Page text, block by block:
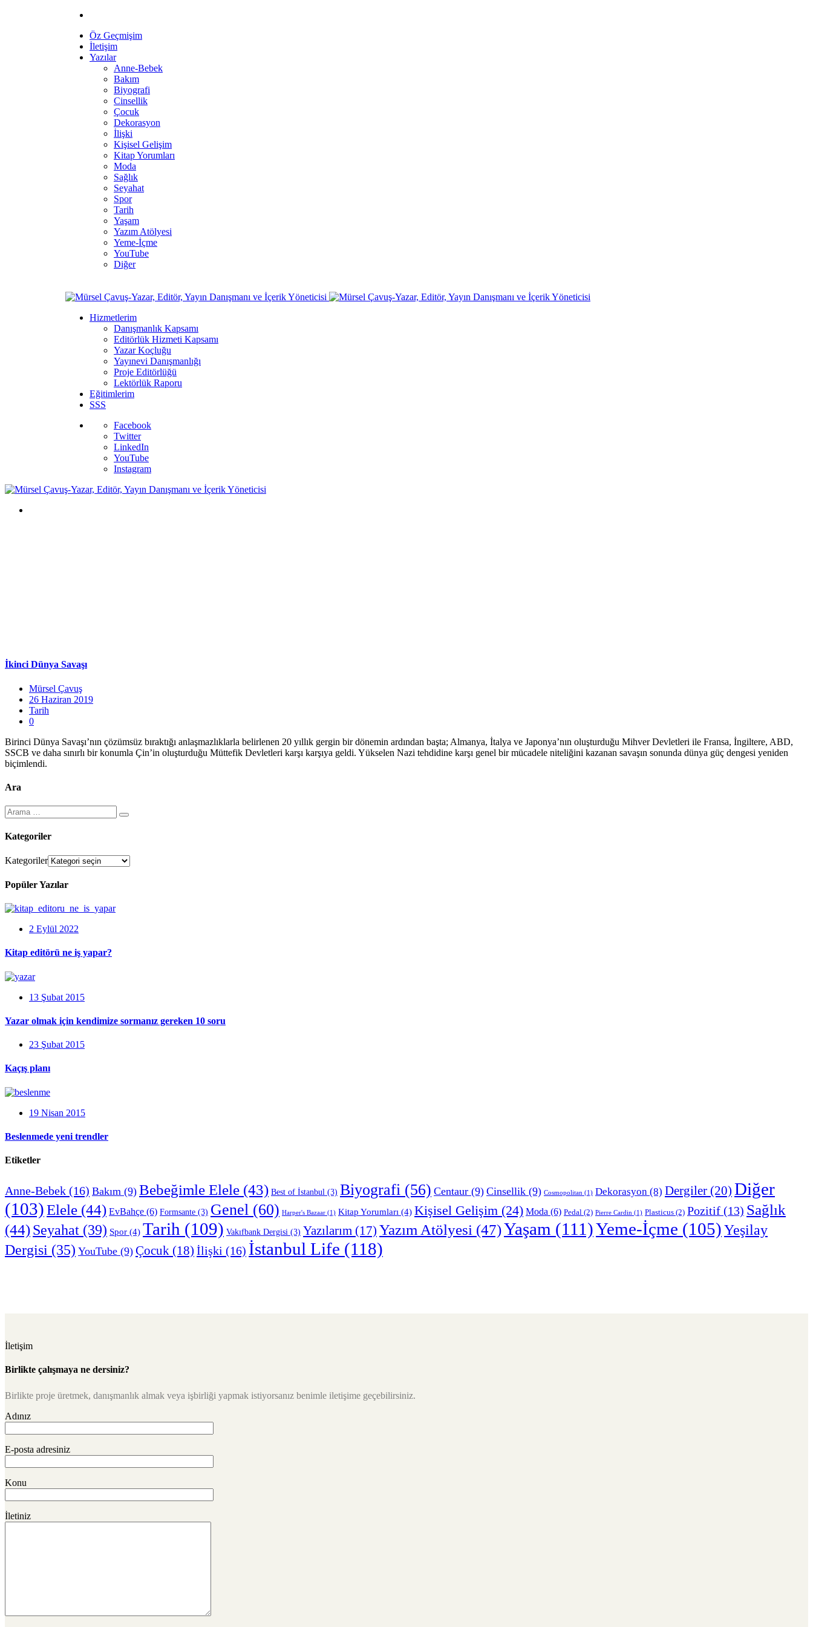
Öz Geçmişim
İletişim
Yazılar
Anne-Bebek
Bakım
Biyografi
Cinsellik
Çocuk
Dekorasyon
İlişki
Kişisel Gelişim
Kitap Yorumları
Moda
Sağlık
Seyahat
Spor
Tarih
Yaşam
Yazım Atölyesi
Yeme-İçme
YouTube
Diğer
Hizmetlerim
Danışmanlık Kapsamı
Editörlük Hizmeti Kapsamı
Yazar Koçluğu
Yayınevi Danışmanlığı
Proje Editörlüğü
Lektörlük Raporu
Eğitimlerim
SSS
Facebook
Twitter
LinkedIn
YouTube
Instagram
İkinci Dünya Savaşı
Mürsel Çavuş
26 Haziran 2019
Tarih
0
Birinci Dünya Savaşı’nın çözümsüz bıraktığı anlaşmazlıklarla belirlenen 20 yıllık gergin bir dönemin ardından başta; Almanya, İtalya ve Japonya’nın oluşturduğu Mihver Devletleri ile Fransa, İngiltere, ABD,
SSCB ve daha sınırlı bir konumla Çin’in oluşturduğu Müttefik Devletleri karşı karşıya geldi. Yükselen Nazi tehdidine karşı genel bir mücadele niteliğini kazanan savaşın sonunda dünya güç dengesi yeniden
biçimlendi.
Ara
Kategoriler
Kategoriler
Popüler Yazılar
2 Eylül 2022
Kitap editörü ne iş yapar?
13 Şubat 2015
Yazar olmak için kendimize sormanız gereken 10 soru
23 Şubat 2015
Kaçış planı
19 Nisan 2015
Beslenmede yeni trendler
Etiketler
Anne-Bebek (16) Bakım (9) Bebeğimle Elele (43) Best of İstanbul (3) Biyografi (56) Centaur (9) Cinsellik (9) Cosmopolitan (1) Dekorasyon (8) Dergiler (20) Diğer
(103)Elele (44) EvBahçe (6) Formsante (3) Genel (60) Harper's Bazaar (1) Kitap Yorumları (4) Kişisel Gelişim (24) Moda (6) Pedal (2) Pierre Cardin (1) Plasticus (2) Pozitif (13) Sağlık
(44)Seyahat (39) Spor (4) Tarih (109) Vakıfbank Dergisi (3) Yazılarım (17) Yazım Atölyesi (47)Yaşam (111)Yeme-İçme (105)Yeşilay
Dergisi (35) YouTube (9) Çocuk (18) İlişki (16) İstanbul Life (118)
İletişim
Birlikte çalışmaya ne dersiniz?
Birlikte proje üretmek, danışmanlık almak veya işbirliği yapmak istiyorsanız benimle iletişime geçebilirsiniz.
Adınız
E-posta adresiniz
Konu
İletiniz